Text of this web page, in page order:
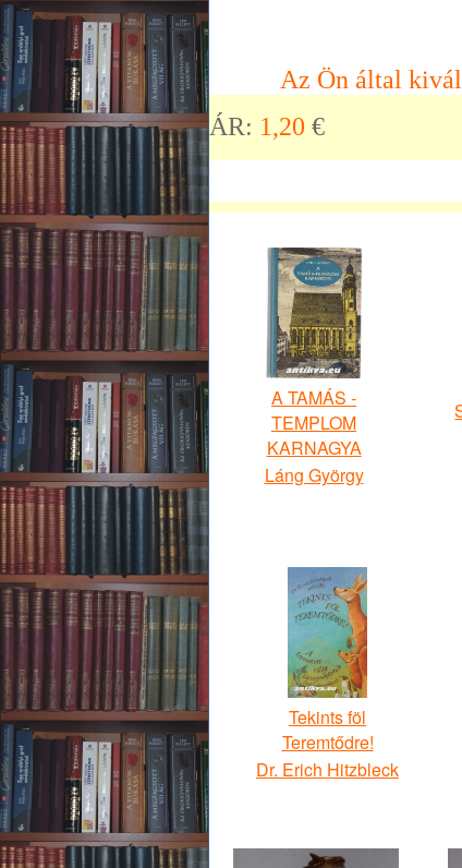
Az Ön által
ÁR: 1,20 €
A TAMÁS -
TEMPLOM
KARNAGYA
Láng György
Tekints föl
Teremtődre!
Dr. Erich Hitzbleck